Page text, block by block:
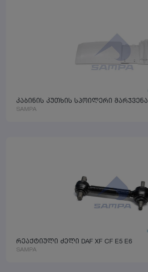
კაბინის კუთხის სპოილერი მარჯვენა
SAMPA
რეაქტიული ძელი DAF XF CF E5 E6
SAMPA